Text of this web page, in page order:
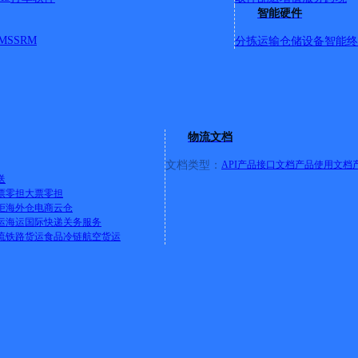
SRM
智能硬件
分拣运输仓储设备智能
零担大票零担
海外仓电商云仓
海运 国际快递关务服务
铁路货运食品冷链航空货运
物流文档
文档类型： API产品接口文档产品使用文档
经济园区盛乐北街路东派出所对面